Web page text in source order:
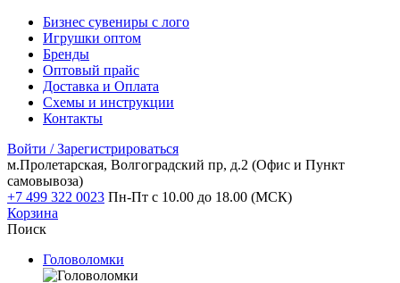
Бизнес сувениры с лого
Игрушки оптом
Бренды
Оптовый прайс
Доставка и Оплата
Схемы и инструкции
Контакты
Войти / Зарегистрироваться
м.Пролетарская, Волгоградский пр, д.2 (Офис и Пункт
самовывоза)
+7 499 322 0023 Пн-Пт с 10.00 до 18.00 (МСК)
Корзина
Поиск
Головоломки